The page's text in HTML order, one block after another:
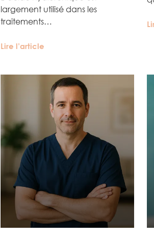
largement utilisé dans les
traitements…
Lire l’article